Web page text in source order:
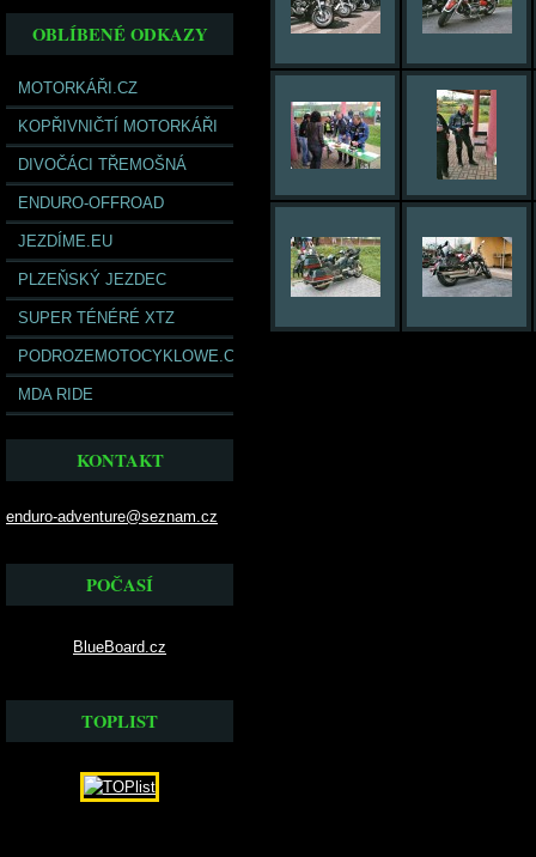
OBLÍBENÉ ODKAZY
MOTORKÁŘI.CZ
KOPŘIVNIČTÍ MOTORKÁŘI
DIVOČÁCI TŘEMOŠNÁ
ENDURO-OFFROAD
JEZDÍME.EU
PLZEŇSKÝ JEZDEC
SUPER TÉNÉRÉ XTZ
PODROZEMOTOCYKLOWE.COM
MDA RIDE
KONTAKT
enduro-adventure@seznam.cz
POČASÍ
BlueBoard.cz
TOPLIST